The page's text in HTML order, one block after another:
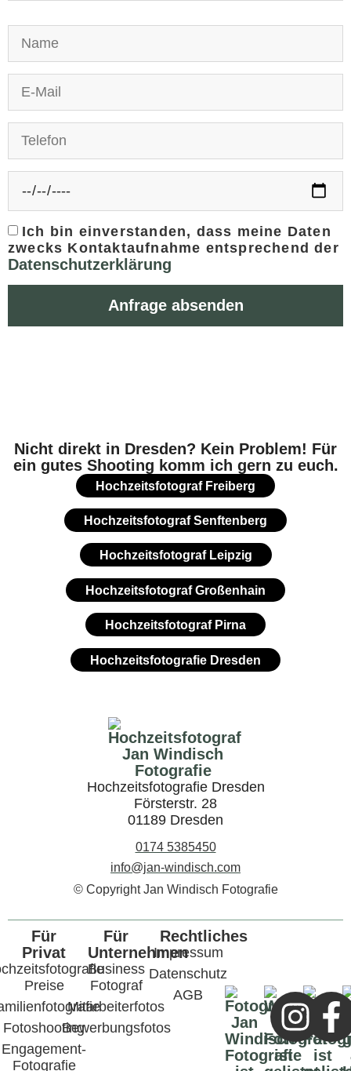
Ich bin einverstanden, dass meine Daten
zwecks Kontaktaufnahme entsprechend der
Datenschutzerklärung
Anfrage absenden
Nicht direkt in Dresden? Kein Problem! Für
ein gutes Shooting komm ich gern zu euch.
Hochzeitsfotograf Freiberg
Hochzeitsfotograf Senftenberg
Hochzeitsfotograf Leipzig
Hochzeitsfotograf Großenhain
Hochzeitsfotograf Pirna
Hochzeitsfotografie Dresden
Hochzeitsfotografie Dresden
Försterstr. 28
01189 Dresden
0174 5385450
info@jan-windisch.com
© Copyright Jan Windisch Fotografie
Für
Privat
Preise
Fotoshooting
Engagement-
Fotografie
Für
Unternehmen
Business
Fotograf
Mitarbeiterfotos
Bewerbungsfotos
Rechtliches
Impressum
Datenschutz
AGB